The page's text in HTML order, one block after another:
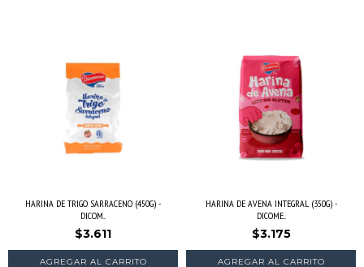
HARINA DE TRIGO SARRACENO (450G) -
DICOM...
$3.611
HARINA DE AVENA INTEGRAL (350G) -
DICOME...
$3.175